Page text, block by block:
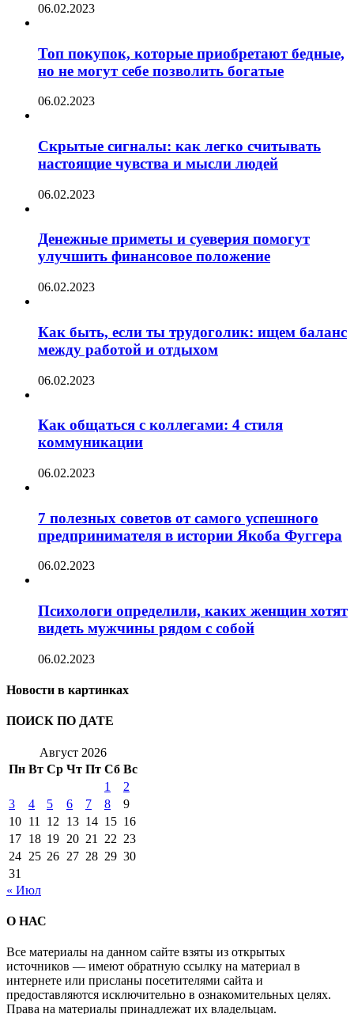
06.02.2023
Топ покупок, которые приобретают бедные,
но не могут себе позволить богатые
06.02.2023
Скрытые сигналы: как легко считывать
настоящие чувства и мысли людей
06.02.2023
Денежные приметы и суеверия помогут
улучшить финансовое положение
06.02.2023
Как быть, если ты трудоголик: ищем баланс
между работой и отдыхом
06.02.2023
Как общаться с коллегами: 4 стиля
коммуникации
06.02.2023
7 полезных советов от самого успешного
предпринимателя в истории Якоба Фуггера
06.02.2023
Психологи определили, каких женщин хотят
видеть мужчины рядом с собой
06.02.2023
Новости в картинках
ПОИСК ПО ДАТЕ
Август 2026
Пн Вт Ср Чт Пт Сб Вс
1
2
3
4 5 6 7 8
9
10 11 12 13 14 15 16
17 18 19 20 21 22 23
24 25 26 27 28 29 30
31
« Июл
О НАС
Все материалы на данном сайте взяты из открытых
источников — имеют обратную ссылку на материал в
интернете или присланы посетителями сайта и
предоставляются исключительно в ознакомительных целях.
Права на материалы принадлежат их владельцам.